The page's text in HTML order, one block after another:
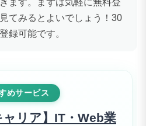
ます。まずは気軽に無料登
てみるとよいでしょう！30
録可能です。
めサービス
ャリア】IT・Web業